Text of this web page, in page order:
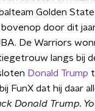
Golden
bovenop door dit
De Warriors
langs bij
Donald Trump
FunX dat hij daar
Donald Trump.